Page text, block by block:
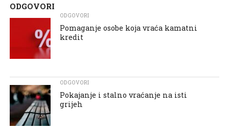
ODGOVORI
ODGOVORI
Pomaganje osobe koja vraća kamatni
kredit
ODGOVORI
Pokajanje i stalno vraćanje na isti
grijeh